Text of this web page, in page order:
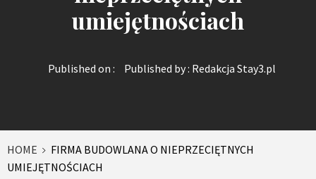
umiejętnościach
Published on : Published by : Redakcja Stay3.pl
HOME
FIRMA BUDOWLANA O NIEPRZECIĘTNYCH
UMIEJĘTNOŚCIACH